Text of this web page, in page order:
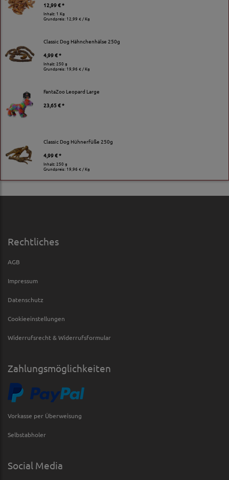
12,99 € *
Inhalt: 1 Kg
Grundpreis: 12,99 € / Kg
Classic Dog Hähnchenhälse 250g
4,99 € *
Inhalt: 250 g
Grundpreis:19,96 € / Kg
FantaZoo Leopard Large
23,65 € *
Classic Dog Hühnerfüße 250g
4,99 € *
Inhalt: 250 g
Grundpreis:19,96 € / Kg
Rechtliches
AGB
Impressum
Datenschutz
Cookieeinstellungen
Widerrufsrecht & Widerrufsformular
Zahlungsmöglichkeiten
Vorkasse per Überweisung
Selbstabholer
Social Media